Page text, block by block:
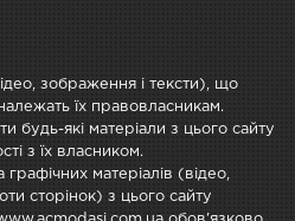
зображення і тексти), що
їх правовласникам.
будь-які матеріали з цього сайту
з їх власником.
графічних матеріалів (відео,
сторінок) з цього сайту